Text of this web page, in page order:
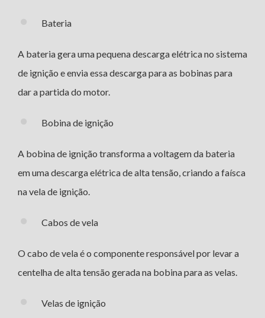
Bateria
A bateria gera uma pequena descarga elétrica no sistema
de ignição e envia essa descarga para as bobinas para
dar a partida do motor.
Bobina de ignição
A bobina de ignição transforma a voltagem da bateria
em uma descarga elétrica de alta tensão, criando a faísca
na vela de ignição.
Cabos de vela
O cabo de vela é o componente responsável por levar a
centelha de alta tensão gerada na bobina para as velas.
Velas de ignição